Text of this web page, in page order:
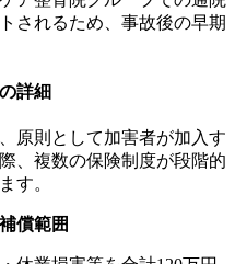
されるため、事故後の早期
詳細
原則として加害者が加入す
、複数の保険制度が段階的
す。
償範囲